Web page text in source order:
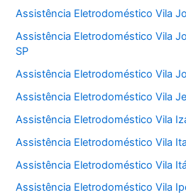
Assistência Eletrodoméstico Vila
Assistência Eletrodoméstico Vila
SP
Assistência Eletrodoméstico Vila
Assistência Eletrodoméstico Vila
Assistência Eletrodoméstico Vila
Assistência Eletrodoméstico Vila
Assistência Eletrodoméstico Vila
Assistência Eletrodoméstico Vila